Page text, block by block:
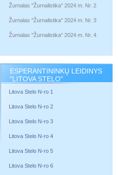
Žurnalas "Žurnalistika" 2024 m. Nr. 2
Žurnalas "Žurnalistika" 2024 m. Nr. 3
Žurnalas "Žurnalistika" 2024 m. Nr. 4
ESPERANTININKŲ LEIDINYS
"LITOVA STELO"
Litova Stelo N-ro 1
Litova Stelo N-ro 2
Litova Stelo N-ro 3
Litova Stelo N-ro 4
Litova Stelo N-ro 5
Litova Stelo N-ro 6